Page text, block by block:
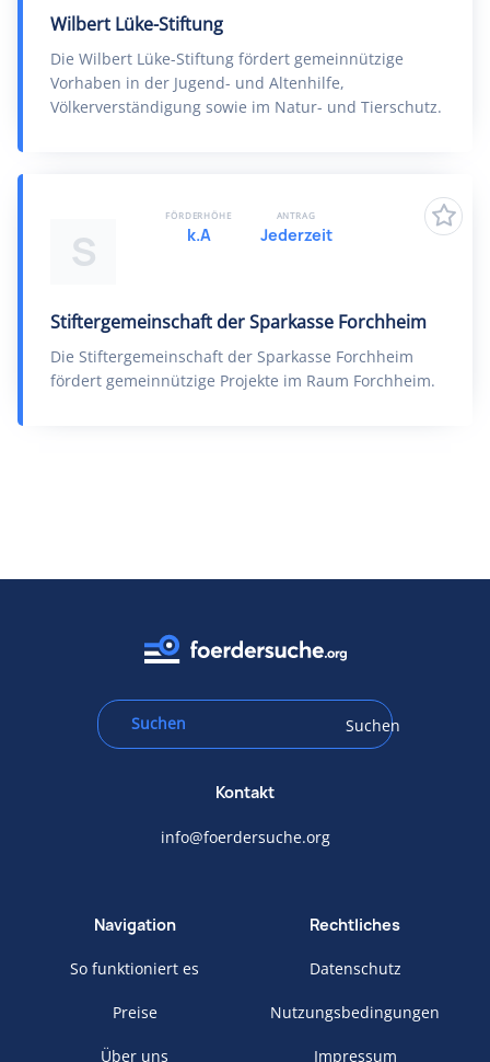
Wilbert Lüke-Stiftung
Die Wilbert Lüke-Stiftung fördert gemeinnützige
Vorhaben in der Jugend- und Altenhilfe,
Völkerverständigung sowie im Natur- und Tierschutz.
S
Stiftergemeinschaft der Sparkasse Forchheim
Die Stiftergemeinschaft der Sparkasse Forchheim
fördert gemeinnützige Projekte im Raum Forchheim.
FÖRDERHÖHE
k.A
ANTRAG
Jederzeit
Suchen
Kontakt
info@foerdersuche.org
Navigation
So funktioniert es
Preise
Über uns
Rechtliches
Datenschutz
Nutzungsbedingungen
Impressum